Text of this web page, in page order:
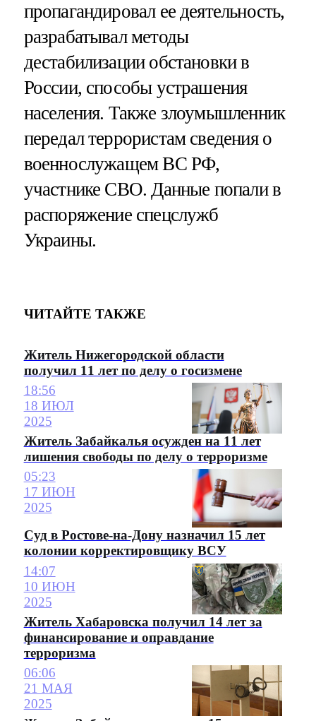
пропагандировал ее деятельность,
разрабатывал методы
дестабилизации обстановки в
России, способы устрашения
населения. Также злоумышленник
передал террористам сведения о
военнослужащем ВС РФ,
участнике СВО. Данные попали в
распоряжение спецслужб
Украины.
ЧИТАЙТЕ ТАКЖЕ
Житель Нижегородской области
получил 11 лет по делу о госизмене
18:56
18 ИЮЛ
2025
Житель Забайкалья осужден на 11 лет
лишения свободы по делу о терроризме
05:23
17 ИЮН
2025
Суд в Ростове-на-Дону назначил 15 лет
колонии корректировщику ВСУ
14:07
10 ИЮН
2025
Житель Хабаровска получил 14 лет за
финансирование и оправдание
терроризма
06:06
21 МАЯ
2025